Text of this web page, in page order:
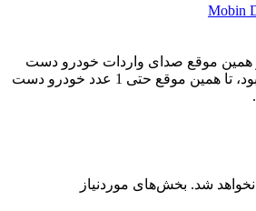
Mobin
همین موقع صدای واردات خودرو دست
دوم گوش مارا کر کرده بود، تا همین موقع حتی 1 عدد خودرو دست
شد. بخش‌های موردنیاز